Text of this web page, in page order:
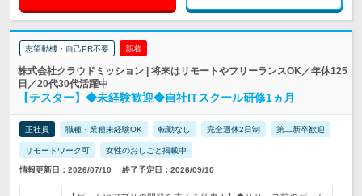
志望動機・自己PR不要 新着
株式会社クラウドミッション | 将来はリモートやフリーランスOK／年休125
日／20代30代活躍中
【テスター】◆未経験歓迎◆自社ITスクール研修1ヵ月
正社員 職種・業種未経験OK 転勤なし 完全週休2日制 第二新卒歓迎
リモートワーク可 女性のおしごと掲載中
情報更新日：2026/07/10 終了予定日：2026/09/10